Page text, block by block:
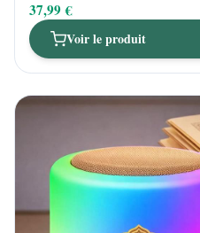
37,99 €
Voir le produit